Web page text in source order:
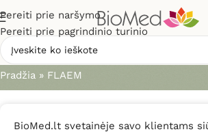
Pereiti prie naršymo
Pereiti prie pagrindinio turinio
FLAEM
Pradžia » FLAEM
BioMed.lt svetainėje savo klientams